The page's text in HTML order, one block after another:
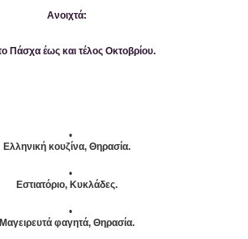
Ανοιχτά:
Πάσχα έως και τέλος Οκτοβρίου.
Ελληνική κουζίνα, Θηρασία.
Εστιατόριο, Κυκλάδες.
Μαγειρευτά φαγητά, Θηρασία.